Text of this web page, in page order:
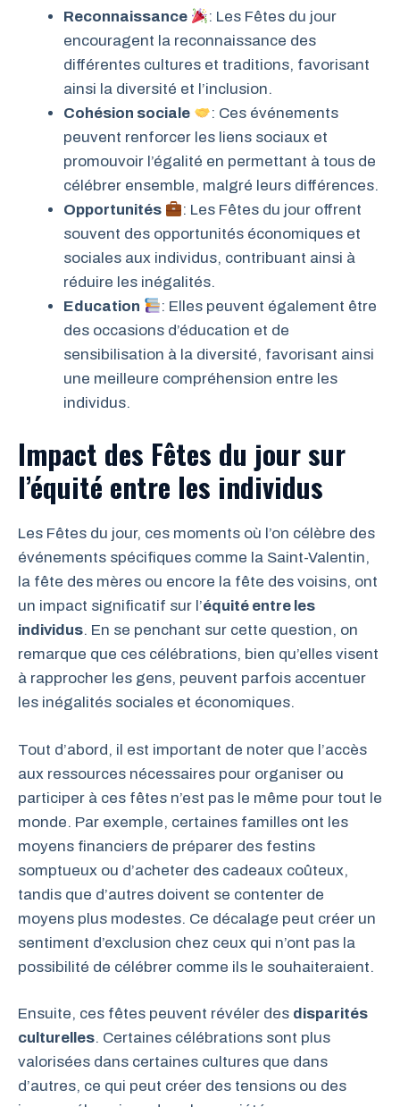
Reconnaissance
: Les Fêtes du jour
encouragent la reconnaissance des
différentes cultures et traditions, favorisant
ainsi la diversité et l’inclusion.
Cohésion sociale
: Ces événements
peuvent renforcer les liens sociaux et
promouvoir l’égalité en permettant à tous de
célébrer ensemble, malgré leurs différences.
Opportunités
: Les Fêtes du jour offrent
souvent des opportunités économiques et
sociales aux individus, contribuant ainsi à
réduire les inégalités.
Education
: Elles peuvent également être
des occasions d’éducation et de
sensibilisation à la diversité, favorisant ainsi
une meilleure compréhension entre les
individus.
Impact des Fêtes du jour sur
l’équité entre les individus
Les Fêtes du jour, ces moments où l’on célèbre des
événements spécifiques comme la Saint-Valentin,
la fête des mères ou encore la fête des voisins, ont
un impact significatif sur l’équité entre les
individus. En se penchant sur cette question, on
remarque que ces célébrations, bien qu’elles visent
à rapprocher les gens, peuvent parfois accentuer
les inégalités sociales et économiques.
Tout d’abord, il est important de noter que l’accès
aux ressources nécessaires pour organiser ou
participer à ces fêtes n’est pas le même pour tout le
monde. Par exemple, certaines familles ont les
moyens financiers de préparer des festins
somptueux ou d’acheter des cadeaux coûteux,
tandis que d’autres doivent se contenter de
moyens plus modestes. Ce décalage peut créer un
sentiment d’exclusion chez ceux qui n’ont pas la
possibilité de célébrer comme ils le souhaiteraient.
Ensuite, ces fêtes peuvent révéler des disparités
culturelles. Certaines célébrations sont plus
valorisées dans certaines cultures que dans
d’autres, ce qui peut créer des tensions ou des